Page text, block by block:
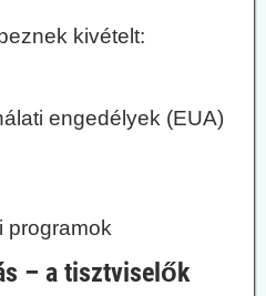
kivételt:
engedélyek (EUA)
programok
– a tisztviselők